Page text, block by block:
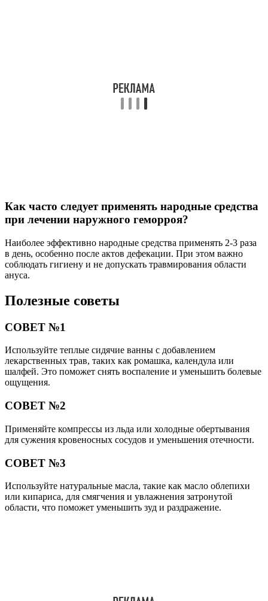
Как часто следует применять народные средства
при лечении наружного геморроя?
Наиболее эффективно народные средства применять 2-3 раза
в день, особенно после актов дефекации. При этом важно
соблюдать гигиену и не допускать травмирования области
ануса.
Полезные советы
СОВЕТ №1
Используйте теплые сидячие ванны с добавлением
лекарственных трав, таких как ромашка, календула или
шалфей. Это поможет снять воспаление и уменьшить болевые
ощущения.
СОВЕТ №2
Применяйте компрессы из льда или холодные обертывания
для сужения кровеносных сосудов и уменьшения отечности.
СОВЕТ №3
Используйте натуральные масла, такие как масло облепихи
или кипариса, для смягчения и увлажнения затронутой
области, что поможет уменьшить зуд и раздражение.